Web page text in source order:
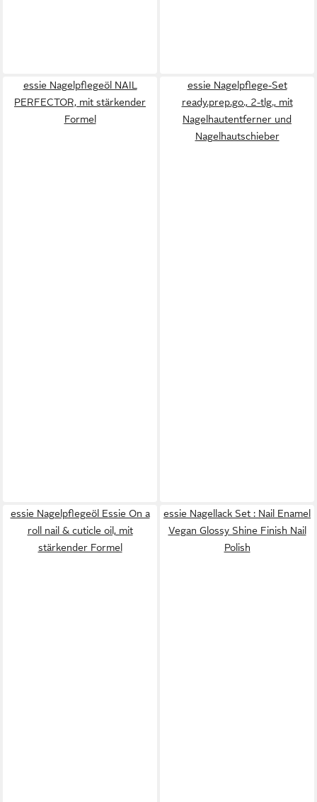
essie Nagelpflegeöl NAIL
PERFECTOR, mit stärkender
Formel
essie Nagelpflege-Set
ready.prep.go., 2-tlg., mit
Nagelhautentferner und
Nagelhautschieber
essie Nagelpflegeöl Essie On a
roll nail & cuticle oil, mit
stärkender Formel
essie Nagellack Set : Nail Enamel
Vegan Glossy Shine Finish Nail
Polish